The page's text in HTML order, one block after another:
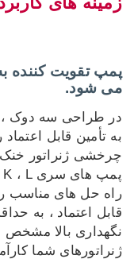
پمپ تقویت کننده
می شود.
به تأمین قابل
چرخشی ژنراتور
راه حل های مناسب را
قابل اعتماد ، به
نگهداری بالا
ژنراتورهای شما